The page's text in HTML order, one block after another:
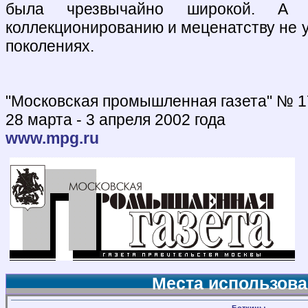
была чрезвычайно широкой. А
коллекционированию и меценатству не
поколениях.
"Московская промышленная газета" №
28 марта - 3 апреля 2002 года
www.mpg.ru
Места